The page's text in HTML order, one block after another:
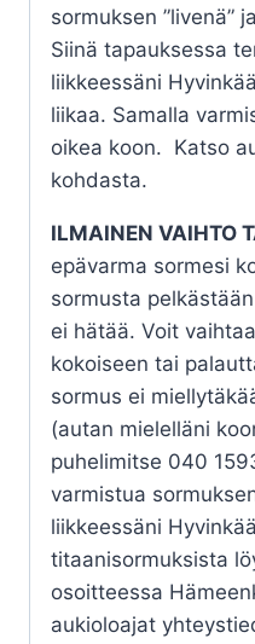
sormuksen ”livenä”
Siinä tapauksessa
liikkeessäni
liikaa. Samalla
oikea koon. Katso
kohdasta.
ILMAINEN VAIHTO
epävarma sormesi
sormusta
ei hätää. Voit
kokoiseen tai
sormus ei
(autan mielelläni
puhelimitse 040
varmistua
liikkeessäni
titaanisormuksista
osoitteessa
aukioloajat